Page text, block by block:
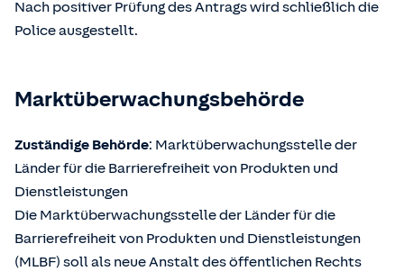
Nach positiver Prüfung des Antrags wird schließlich die
Police ausgestellt.
Marktüberwachungsbehörde
Zuständige Behörde: Marktüberwachungsstelle der
Länder für die Barrierefreiheit von Produkten und
Dienstleistungen
Die Marktüberwachungsstelle der Länder für die
Barrierefreiheit von Produkten und Dienstleistungen
(MLBF) soll als neue Anstalt des öffentlichen Rechts